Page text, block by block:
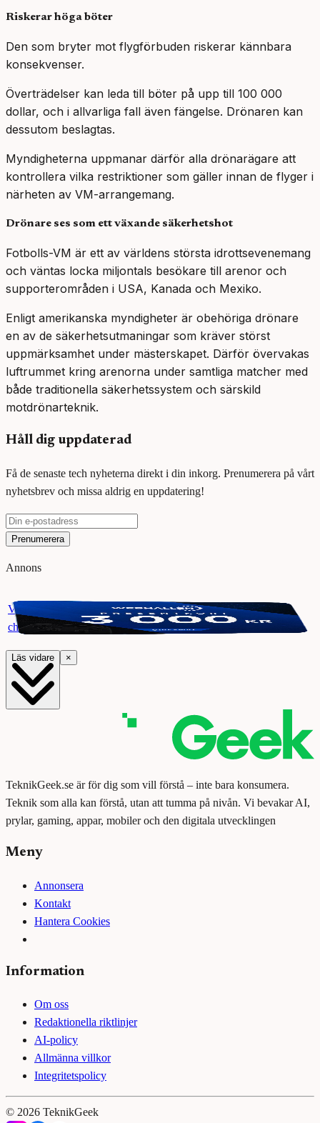
Riskerar höga böter
Den som bryter mot flygförbuden riskerar kännbara
konsekvenser.
Överträdelser kan leda till böter på upp till 100 000
dollar, och i allvarliga fall även fängelse. Drönaren kan
dessutom beslagtas.
Myndigheterna uppmanar därför alla drönarägare att
kontrollera vilka restriktioner som gäller innan de flyger i
närheten av VM-arrangemang.
Drönare ses som ett växande säkerhetshot
Fotbolls-VM är ett av världens största idrottsevenemang
och väntas locka miljontals besökare till arenor och
supporterområden i USA, Kanada och Mexiko.
Enligt amerikanska myndigheter är obehöriga drönare
en av de säkerhetsutmaningar som kräver störst
uppmärksamhet under mästerskapet. Därför övervakas
luftrummet kring arenorna under samtliga matcher med
både traditionella säkerhetssystem och särskild
motdrönarteknik.
Håll dig uppdaterad
Få de senaste tech nyheterna direkt i din inkorg. Prenumerera på vårt
nyhetsbrev och missa aldrig en uppdatering!
Prenumerera
Annons
Vinn ett presentkort på Webhallen. Delta i vår giveaway för
chansen att vinna 3000 kr.
Läs vidare ×
TeknikGeek.se är för dig som vill förstå – inte bara konsumera.
Teknik som alla kan förstå, utan att tumma på nivån. Vi bevakar AI,
prylar, gaming, appar, mobiler och den digitala utvecklingen
Meny
Annonsera
Kontakt
Hantera Cookies
Information
Om oss
Redaktionella riktlinjer
AI-policy
Allmänna villkor
Integritetspolicy
© 2026 TeknikGeek